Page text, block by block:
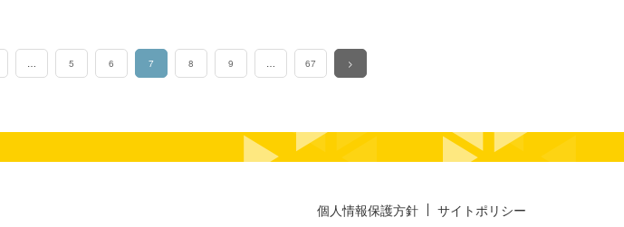
5 6 7
（このページ）
8 9 67 >
個人情報保護方針 サイトポリシー